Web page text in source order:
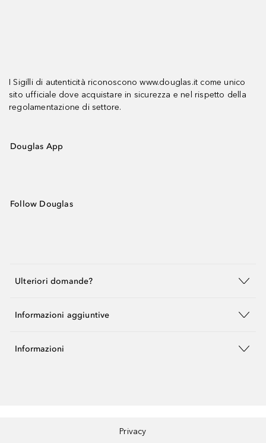
I Sigilli di autenticità riconoscono www.douglas.it come unico
sito ufficiale dove acquistare in sicurezza e nel rispetto della
regolamentazione di settore.
Douglas App
Follow Douglas
Ulteriori domande?
Informazioni aggiuntive
Informazioni
Privacy